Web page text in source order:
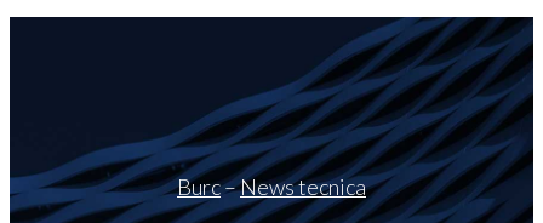
Burc–News tecnica